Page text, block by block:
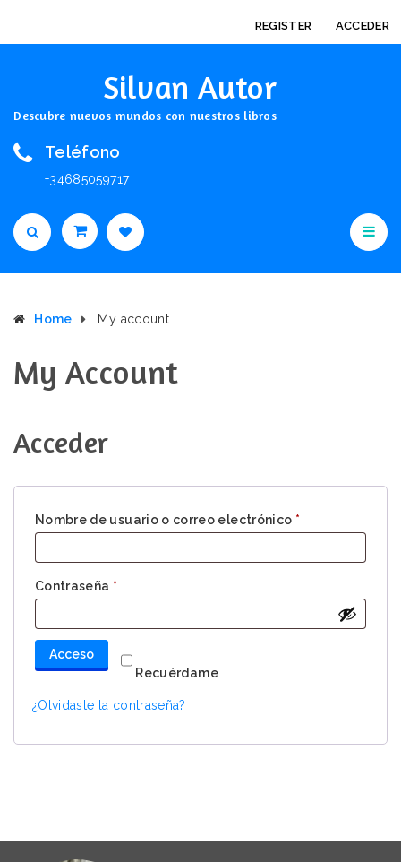
REGISTER ACCEDER
Silvan Autor
Descubre nuevos mundos con nuestros libros
Teléfono
+34685059717
Home My account
My Account
Acceder
Nombre de usuario o correo electrónico *
Contraseña *
Recuérdame
Acceso
¿Olvidaste la contraseña?